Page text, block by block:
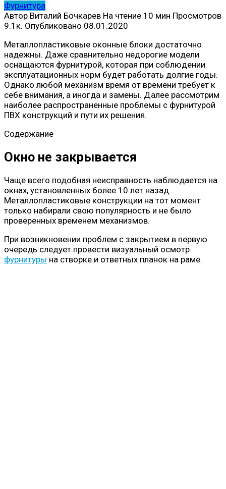
Фурнитура
Автор Виталий Бочкарев На чтение 10 мин Просмотров
9.1к. Опубликовано 08.01.2020
Металлопластиковые оконные блоки достаточно
надежны. Даже сравнительно недорогие модели
оснащаются фурнитурой, которая при соблюдении
эксплуатационных норм будет работать долгие годы.
Однако любой механизм время от времени требует к
себе внимания, а иногда и замены. Далее рассмотрим
наиболее распространенные проблемы с фурнитурой
ПВХ конструкций и пути их решения.
Содержание
Окно не закрывается
Чаще всего подобная неисправность наблюдается на
окнах, установленных более 10 лет назад.
Металлопластиковые конструкции на тот момент
только набирали свою популярность и не было
проверенных временем механизмов.
При возникновении проблем с закрытием в первую
очередь следует провести визуальный осмотр
фурнитуры на створке и ответных планок на раме.